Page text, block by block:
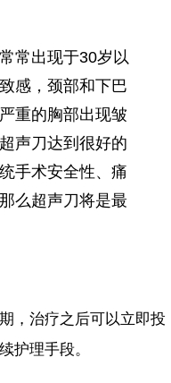
常出现于30岁以
感，颈部和下巴
重的胸部出现皱
声刀达到很好的
手术安全性、痛
么超声刀将是最
，治疗之后可以立即投
护理手段。